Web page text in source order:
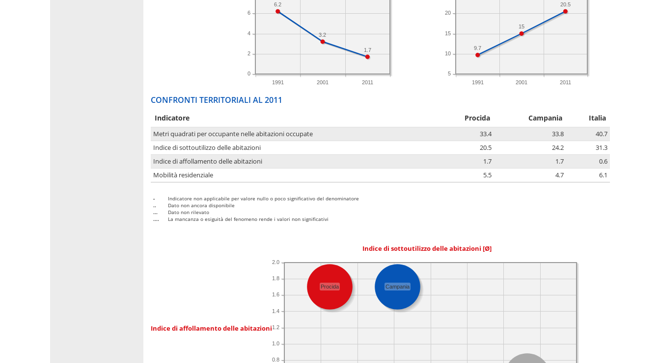
1991 2001 2011
0
2
4
6
1.7
3.2
6.2
1991 2001 2011
5
10
15
20
20.5
15
9.7
CONFRONTI TERRITORIALI AL 2011
Indicatore Procida Campania Italia
Metri quadrati per occupante nelle abitazioni occupate 33.4 33.8
40.7
Indice di sottoutilizzo delle abitazioni
20.5 24.2
31.3
Indice di affollamento delle abitazioni
1.7 1.7
0.6
Mobilità residenziale
5.5 4.7 6.1
-
Indicatore non applicabile per valore nullo o poco significativo del denominatore
..
Dato non ancora disponibile
...
Dato non rilevato
....
La mancanza o esiguità del fenomeno rende i valori non significativi
Indice di sottoutilizzo delle abitazioni [Ø]
Indice di affollamento delle abitazioni
0.8
1.0
1.2
1.4
1.6
1.8
2.0
Procida Campania